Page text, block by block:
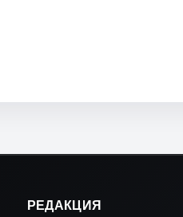
РЕДАКЦИЯ